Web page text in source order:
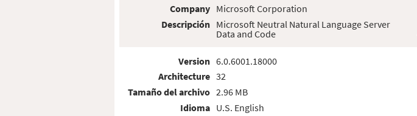
Company
Descripción
Microsoft Corporation
Microsoft Neutral Natural Language Server
Data and Code
Version
Architecture
Tamaño del archivo
Idioma
6.0.6001.18000
32
2.96 MB
U.S. English